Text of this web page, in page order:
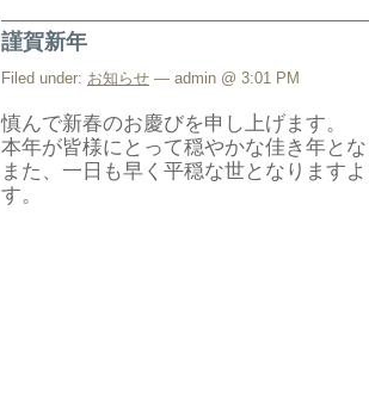
謹賀新年
Filed under: お知らせ — admin @ 3:01 PM
慎んで新春のお慶びを申し上げます。
本年が皆様にとって穏やかな佳き年と
また、一日も早く平穏な世となります
す。